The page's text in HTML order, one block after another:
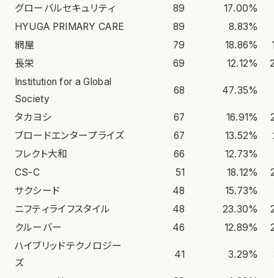
グローバルセキュリティ 89
17.00%
HYUGA PRIMARY CARE
89
8.83%
網屋
79 18.86%
長栄
69 12.12%
Institution for a Global
Society
68 47.35%
タカヨシ 67 16.91%
ブロードエンタープライズ
67 13.52%
フレクト大和
66
12.73%
CS-C
51 18.12%
サクシード
48
15.73%
ニフティライフスタイル
48 23.30%
クルーバー
46 12.89%
ハイブリッドテクノロジー
ズ
41 3.29%